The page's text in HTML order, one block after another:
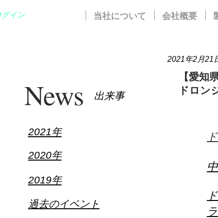
グイン 当社について 会社概要
News ​出来事
2021年
2020年
2019年
過去のイベント
2021年2月21
【愛知
ドロン